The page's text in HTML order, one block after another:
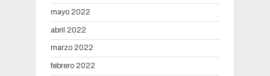
mayo 2022
abril 2022
marzo 2022
febrero 2022